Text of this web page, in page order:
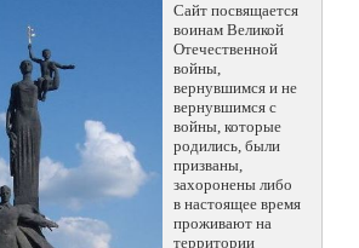
Сайт посвящается
воинам Великой
Отечественной
войны,
вернувшимся и не
вернувшимся с
войны, которые
родились, были
призваны,
захоронены либо
в настоящее время
проживают на
территории